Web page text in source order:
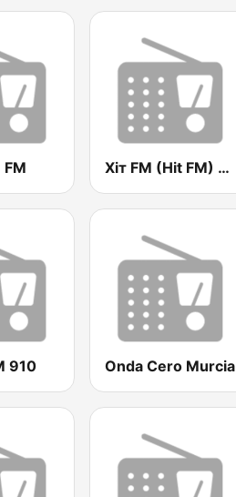
FM Хіт FM (Hit FM) - Best
910 Onda Cero Murcia